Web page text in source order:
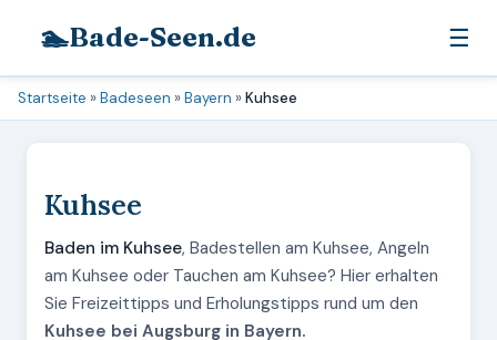
🏊Bade-Seen.de ☰
Startseite »Badeseen »Bayern »Kuhsee
Kuhsee
Baden im Kuhsee, Badestellen am Kuhsee, Angeln
am Kuhsee oder Tauchen am Kuhsee? Hier erhalten
Sie Freizeittipps und Erholungstipps rund um den
Kuhsee bei Augsburg in Bayern.